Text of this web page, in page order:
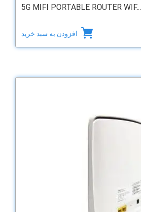
5G MIFI PORTABLE ROUTER WIF...